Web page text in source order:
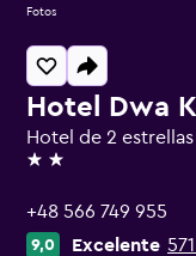
Hotel Dwa
Hotel de 2
2 estrellas
+48 566 749 955
9,0 Excelente
Fotos